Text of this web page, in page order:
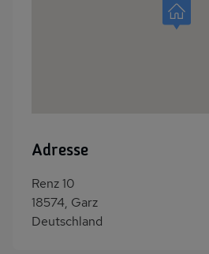
Adresse
Renz 10
18574, Garz
Deutschland